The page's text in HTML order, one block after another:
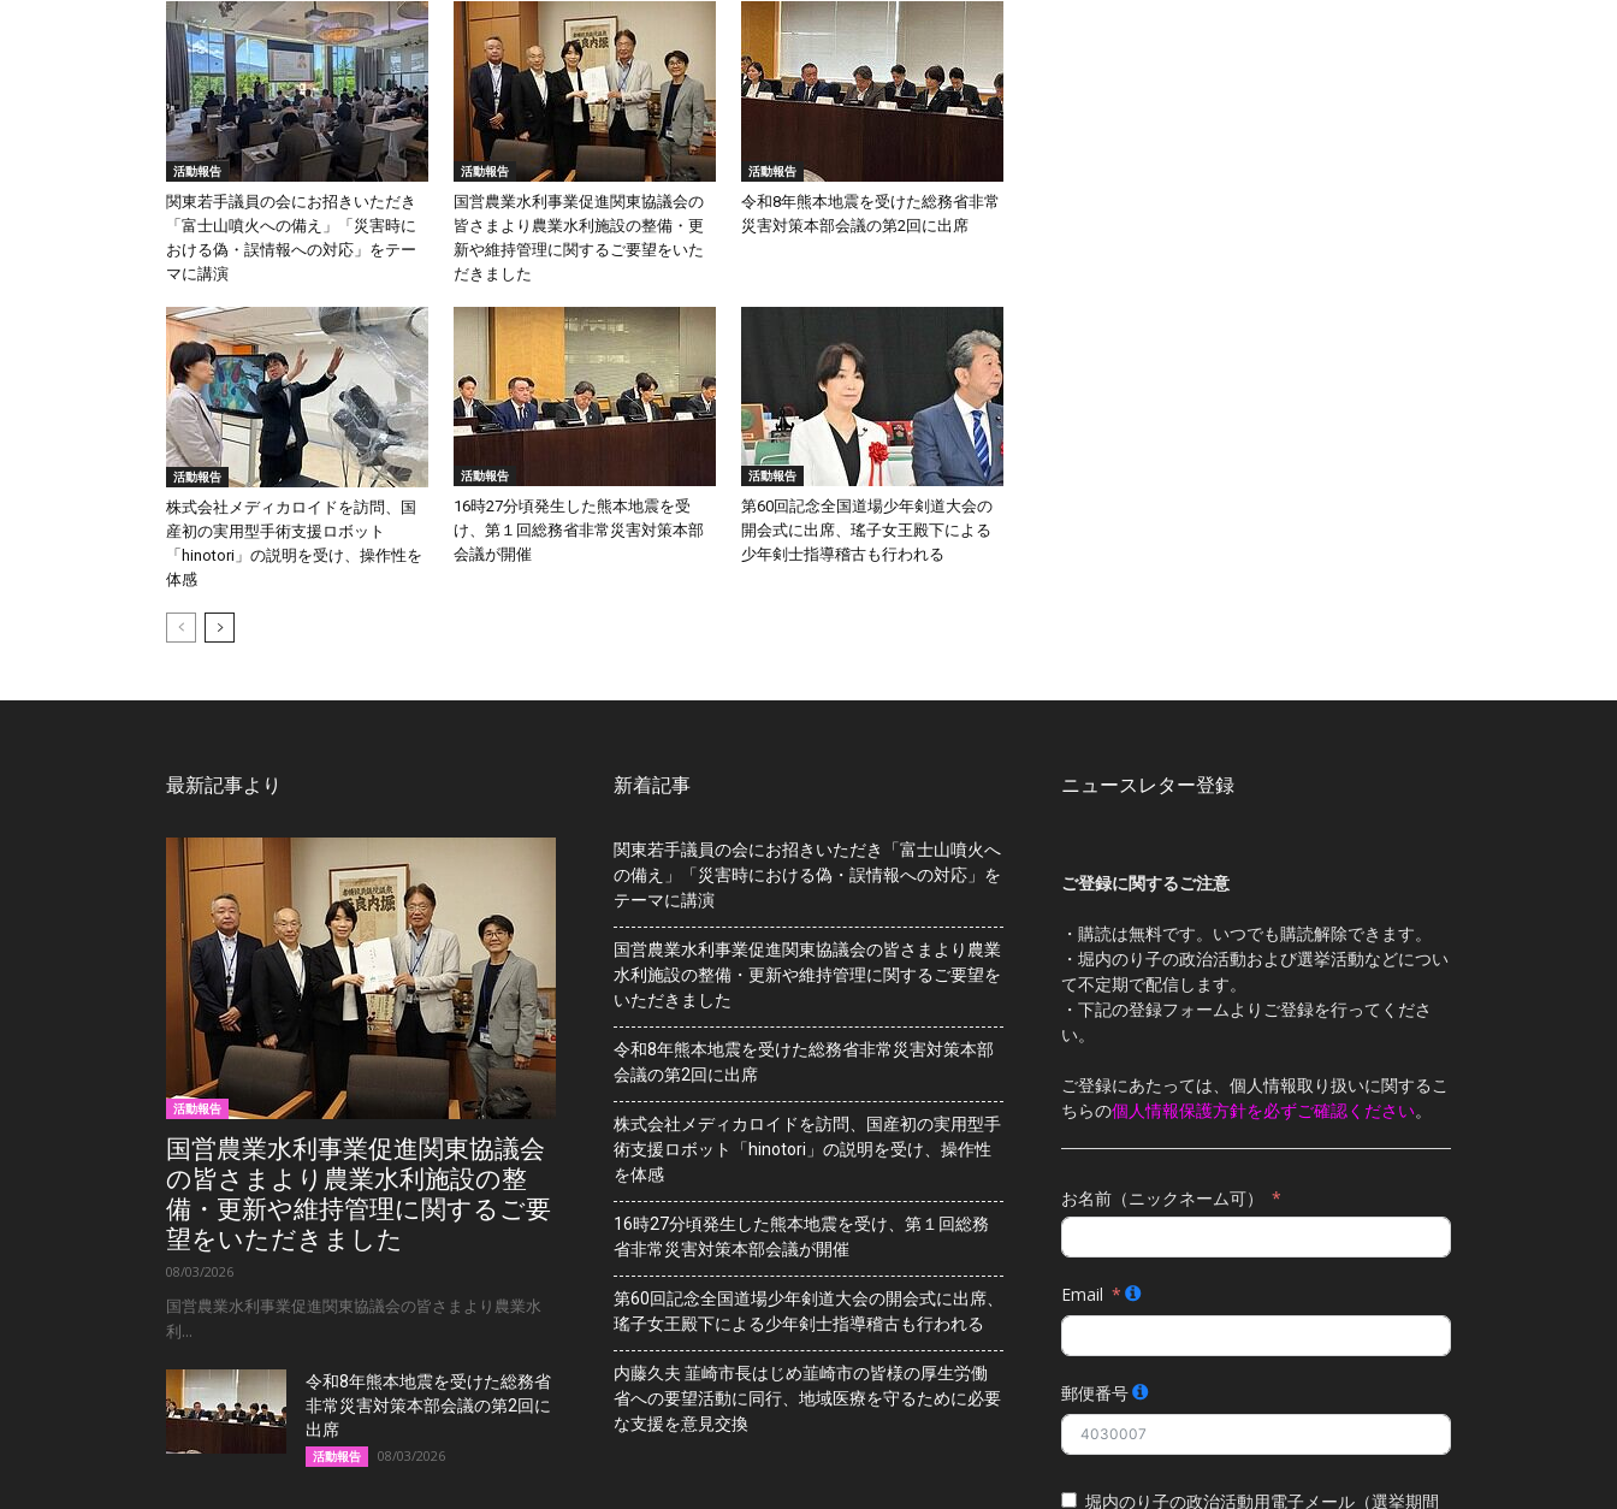
活動報告
関東若手議員の会にお招きいただき
「富士山噴火への備え」「災害時に
おける偽・誤情報への対応」をテー
マに講演
活動報告
国営農業水利事業促進関東協議会の
皆さまより農業水利施設の整備・更
新や維持管理に関するご要望をいた
だきました
活動報告
令和8年熊本地震を受けた総務省非常
災害対策本部会議の第2回に出席
活動報告
株式会社メディカロイドを訪問、国
産初の実用型手術支援ロボット
「hinotori」の説明を受け、操作性を
体感
活動報告
16時27分頃発生した熊本地震を受
け、第１回総務省非常災害対策本部
会議が開催
活動報告
第60回記念全国道場少年剣道大会の
開会式に出席、瑤子女王殿下による
少年剣士指導稽古も行われる
最新記事より
活動報告
国営農業水利事業促進関東協議会
の皆さまより農業水利施設の整
備・更新や維持管理に関するご要
望をいただきました
08/03/2026
国営農業水利事業促進関東協議会の皆さまより農業水
利...
令和8年熊本地震を受けた総務省
非常災害対策本部会議の第2回に
出席
活動報告 08/03/2026
新着記事
関東若手議員の会にお招きいただき「富士山噴火へ
の備え」「災害時における偽・誤情報への対応」を
テーマに講演
国営農業水利事業促進関東協議会の皆さまより農業
水利施設の整備・更新や維持管理に関するご要望を
いただきました
令和8年熊本地震を受けた総務省非常災害対策本部
会議の第2回に出席
株式会社メディカロイドを訪問、国産初の実用型手
術支援ロボット「hinotori」の説明を受け、操作性
を体感
16時27分頃発生した熊本地震を受け、第１回総務
省非常災害対策本部会議が開催
第60回記念全国道場少年剣道大会の開会式に出席、
瑤子女王殿下による少年剣士指導稽古も行われる
内藤久夫 韮崎市長はじめ韮崎市の皆様の厚生労働
省への要望活動に同行、地域医療を守るために必要
な支援を意見交換
ニュースレター登録
ご登録に関するご注意
・購読は無料です。いつでも購読解除できます。
・堀内のり子の政治活動および選挙活動などについ
て不定期で配信します。
・下記の登録フォームよりご登録を行ってくださ
い。
ご登録にあたっては、個人情報取り扱いに関するこ
ちらの個人情報保護方針を必ずご確認ください。
お名前（ニックネーム可）
Email
郵便番号
堀内のり子の政治活動用電子メール（選挙期間